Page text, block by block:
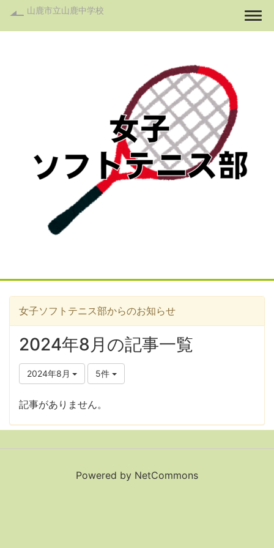
山鹿市立山鹿中学校
女子ソフトテニス部からのお知らせ
2024年8月の記事一覧
2024年8月 5件
記事がありません。
Powered by NetCommons